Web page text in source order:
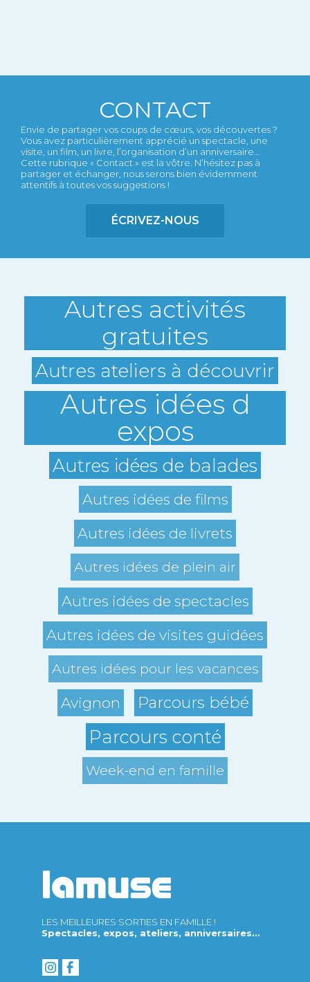
CONTACT
Envie de partager vos coups de cœurs, vos découvertes ?
Vous avez particulièrement apprécié un spectacle, une
visite, un film, un livre, l’organisation d’un anniversaire...
Cette rubrique « Contact » est la vôtre. N’hésitez pas à
partager et échanger, nous serons bien évidemment
attentifs à toutes vos suggestions !
ÉCRIVEZ-NOUS
Autres activités
gratuites
Autres ateliers à découvrir
Autres idées d
expos
Autres idées de balades
Autres idées de films
Autres idées de livrets
Autres idées de plein air
Autres idées de spectacles
Autres idées de visites guidées
Autres idées pour les vacances
Avignon Parcours bébé
Parcours conté
Week-end en famille
LES MEILLEURES SORTIES EN FAMILLE !
Spectacles, expos, ateliers, anniversaires...